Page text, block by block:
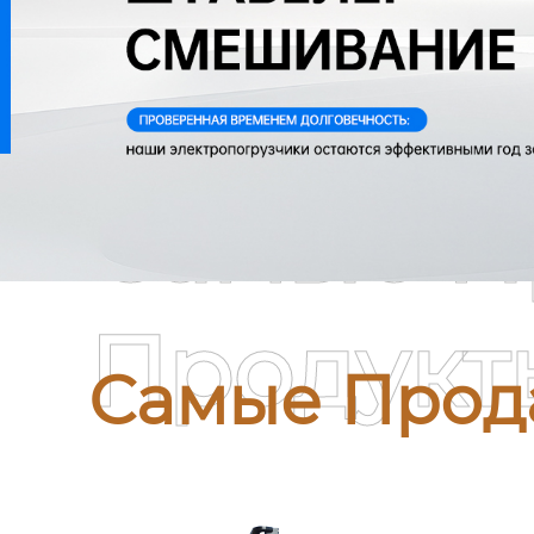
Самые
Самые